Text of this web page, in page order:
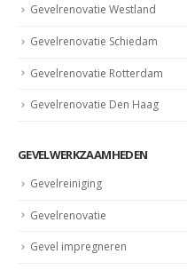
Gevelrenovatie Westland
Gevelrenovatie Schiedam
Gevelrenovatie Rotterdam
Gevelrenovatie Den Haag
GEVELWERKZAAMHEDEN
Gevelreiniging
Gevelrenovatie
Gevel impregneren